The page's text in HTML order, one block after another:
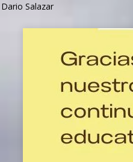
Salazar